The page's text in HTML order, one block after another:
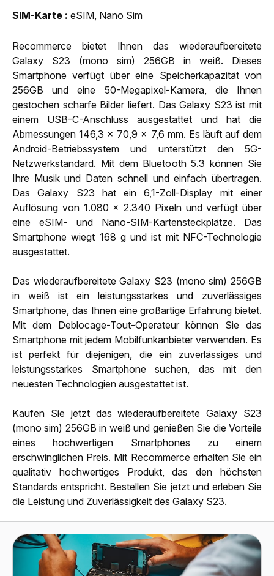
SIM-Karte
eSIM, Nano Sim
Recommerce bietet Ihnen das wiederaufbereitete
Galaxy S23 (mono sim) 256GB in weiß. Dieses
Smartphone verfügt über eine Speicherkapazität von
256GB und eine 50-Megapixel-Kamera, die Ihnen
gestochen scharfe Bilder liefert. Das Galaxy S23 ist mit
einem USB-C-Anschluss ausgestattet und hat die
Abmessungen 146,3 x 70,9 x 7,6 mm. Es läuft auf dem
Android-Betriebssystem und unterstützt den 5G-
Netzwerkstandard. Mit dem Bluetooth 5.3 können Sie
Ihre Musik und Daten schnell und einfach übertragen.
Das Galaxy S23 hat ein 6,1-Zoll-Display mit einer
Auflösung von 1.080 x 2.340 Pixeln und verfügt über
eine eSIM- und Nano-SIM-Kartensteckplätze. Das
Smartphone wiegt 168 g und ist mit NFC-Technologie
ausgestattet.
Das wiederaufbereitete Galaxy S23 (mono sim) 256GB
in weiß ist ein leistungsstarkes und zuverlässiges
Smartphone, das Ihnen eine großartige Erfahrung bietet.
Mit dem Deblocage-Tout-Operateur können Sie das
Smartphone mit jedem Mobilfunkanbieter verwenden. Es
ist perfekt für diejenigen, die ein zuverlässiges und
leistungsstarkes Smartphone suchen, das mit den
neuesten Technologien ausgestattet ist.
Kaufen Sie jetzt das wiederaufbereitete Galaxy S23
(mono sim) 256GB in weiß und genießen Sie die Vorteile
eines hochwertigen Smartphones zu einem
erschwinglichen Preis. Mit Recommerce erhalten Sie ein
qualitativ hochwertiges Produkt, das den höchsten
Standards entspricht. Bestellen Sie jetzt und erleben Sie
die Leistung und Zuverlässigkeit des Galaxy S23.